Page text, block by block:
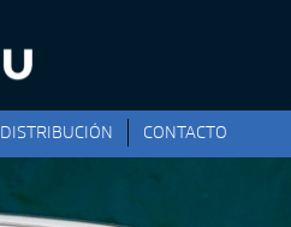
DISTRIBUCIÓN CONTACTO